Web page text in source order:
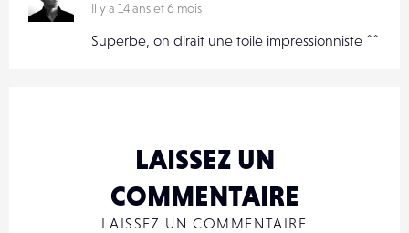
Il y a 14 ans et 6 mois
Superbe, on dirait une toile impressionniste ^^
LAISSEZ UN
COMMENTAIRE
LAISSEZ UN COMMENTAIRE